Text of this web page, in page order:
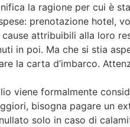
la ragione per cui è
prenotazione hotel,
attribuibili alla loro
in poi. Ma che si stia
la carta d’imbarco.
viene formalmente
bisogna pagare un
solo in caso di